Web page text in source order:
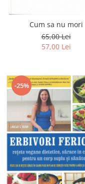
Cum sa nu mori
65,00 Lei
57,00 Lei
-25%